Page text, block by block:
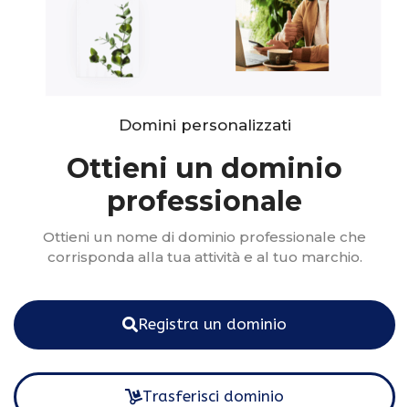
Domini personalizzati
Ottieni un dominio
professionale
Ottieni un nome di dominio professionale che
corrisponda alla tua attività e al tuo marchio.
Registra un dominio
Trasferisci dominio